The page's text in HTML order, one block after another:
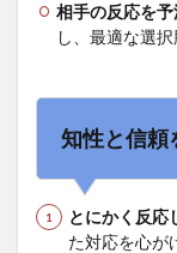
金法
則
話の
を生
考法
3.1
注意
相手の反応を
し、最適な選択
知性と信頼
とにかく反応
た対応を心が